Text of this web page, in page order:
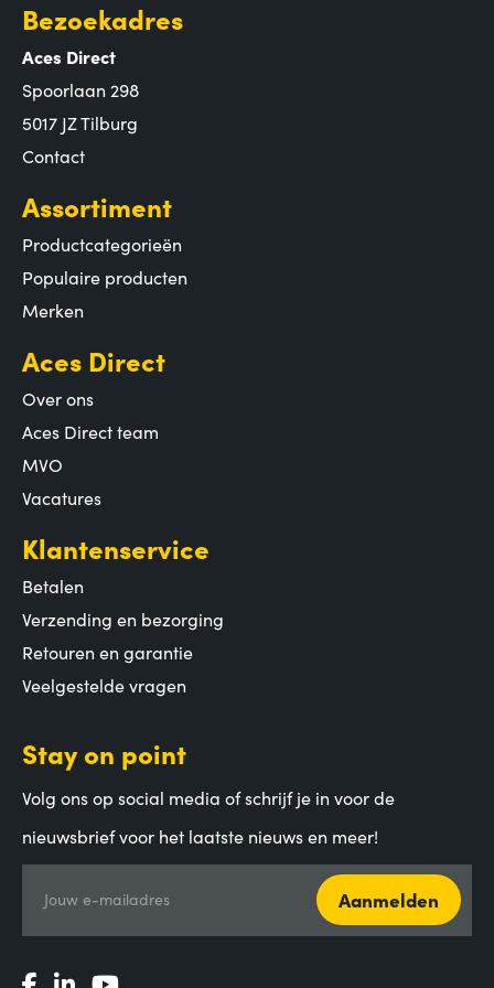
Bezoekadres
Aces Direct
Spoorlaan 298
5017 JZ Tilburg
Contact
Assortiment
Productcategorieën
Populaire producten
Merken
Aces Direct
Over ons
Aces Direct team
MVO
Vacatures
Klantenservice
Betalen
Verzending en bezorging
Retouren en garantie
Veelgestelde vragen
Stay on point
Volg ons op social media of schrijf je in voor de
nieuwsbrief voor het laatste nieuws en meer!
Jouw e-mailadres Aanmelden